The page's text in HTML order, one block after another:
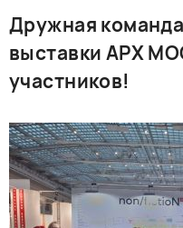
ВКОНТАКТЕ TELEGRAM
РУССКИЙ ENGLISH
Дружная
выставки АРХ
участников!